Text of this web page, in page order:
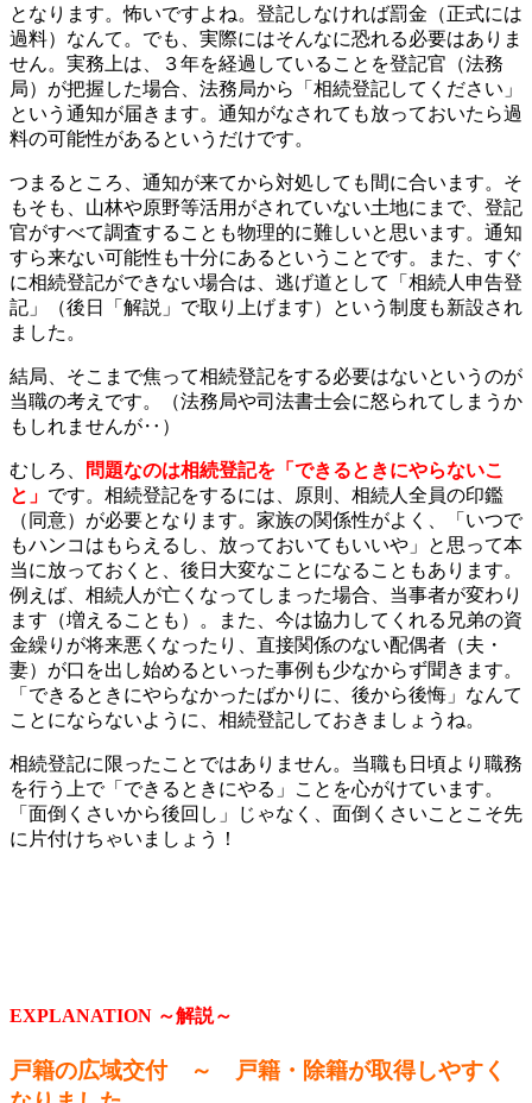
となります。怖いですよね。登記しなければ罰金（正式には
過料）なんて。でも、実際にはそんなに恐れる必要はありま
せん。実務上は、３年を経過していることを登記官（法務
局）が把握した場合、法務局から「相続登記してください」
という通知が届きます。通知がなされても放っておいたら過
料の可能性があるというだけです。
つまるところ、通知が来てから対処しても間に合います。そ
もそも、山林や原野等活用がされていない土地にまで、登記
官がすべて調査することも物理的に難しいと思います。通知
すら来ない可能性も十分にあるということです。また、すぐ
に相続登記ができない場合は、逃げ道として「相続人申告登
記」（後日「解説」で取り上げます）という制度も新設され
ました。
結局、そこまで焦って相続登記をする必要はないというのが
当職の考えです。（法務局や司法書士会に怒られてしまうか
もしれませんが‥）
むしろ、
問題なのは相続登記を「できるときにやらないこ
と」 です。相続登記をするには、原則、相続人全員の印鑑
（同意）が必要となります。家族の関係性がよく、「いつで
もハンコはもらえるし、放っておいてもいいや」と思って本
当に放っておくと、後日大変なことになることもあります。
例えば、相続人が亡くなってしまった場合、当事者が変わり
ます（増えることも）。また、今は協力してくれる兄弟の資
金繰りが将来悪くなったり、直接関係のない配偶者（夫・
妻）が口を出し始めるといった事例も少なからず聞きます。
「できるときにやらなかったばかりに、後から後悔」なんて
ことにならないように、相続登記しておきましょうね。
相続登記に限ったことではありません。当職も日頃より職務
を行う上で「できるときにやる」ことを心がけています。
「面倒くさいから後回し」じゃなく、面倒くさいことこそ先
に片付けちゃいましょう！
EXPLANATION ～解説～
戸籍の広域交付～ 戸籍・除籍が取得しやすく